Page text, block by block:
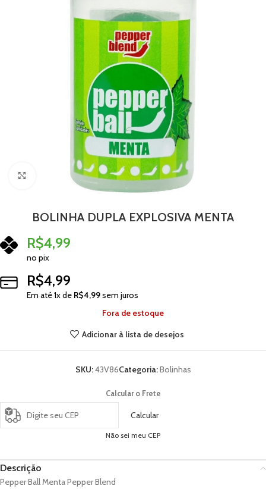
Clique para ampliar
BOLINHA DUPLA EXPLOSIVA MENTA
R$4,99
no pix
R$4,99
Em até1x de R$4,99sem juros
Fora de estoque
Adicionar à lista de desejos
SKU:43V86Categoria:Bolinhas
Calcular o Frete
Calcular
Não sei meu CEP
Descrição
Pepper Ball Menta Pepper Blend